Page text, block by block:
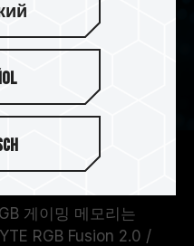
프트웨어 지원
게이밍 메모리는
RGB Fusion 2.0 /